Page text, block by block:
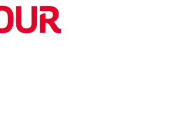
OFERTE DE NERATAT